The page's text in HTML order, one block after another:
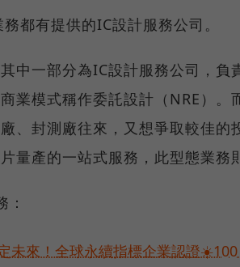
都有提供的IC設計服務公司。
中一部分為IC設計服務公司，負
業模式稱作委託設計（NRE）。
、封測廠往來，又想爭取較佳的
量產的一站式服務，此型態業務
未來！全球永續指標企業認證